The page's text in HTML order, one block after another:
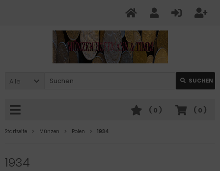
Alle SUCHEN
( 0 )
( 0 )
Startseite Münzen Polen 1934
1934